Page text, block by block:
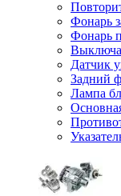
Фонарь
Фонарь
Датчик
Задний
Лампа